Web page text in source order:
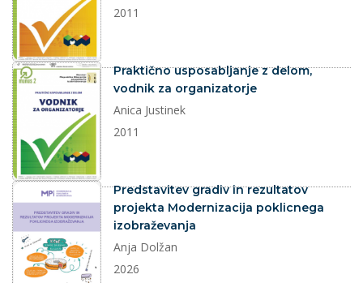
2011
dokument
Praktično usposabljanje z delom,
vodnik za organizatorje
Anica Justinek
2011
dokument
Predstavitev gradiv in rezultatov
projekta Modernizacija poklicnega
izobraževanja
Anja Dolžan
2026